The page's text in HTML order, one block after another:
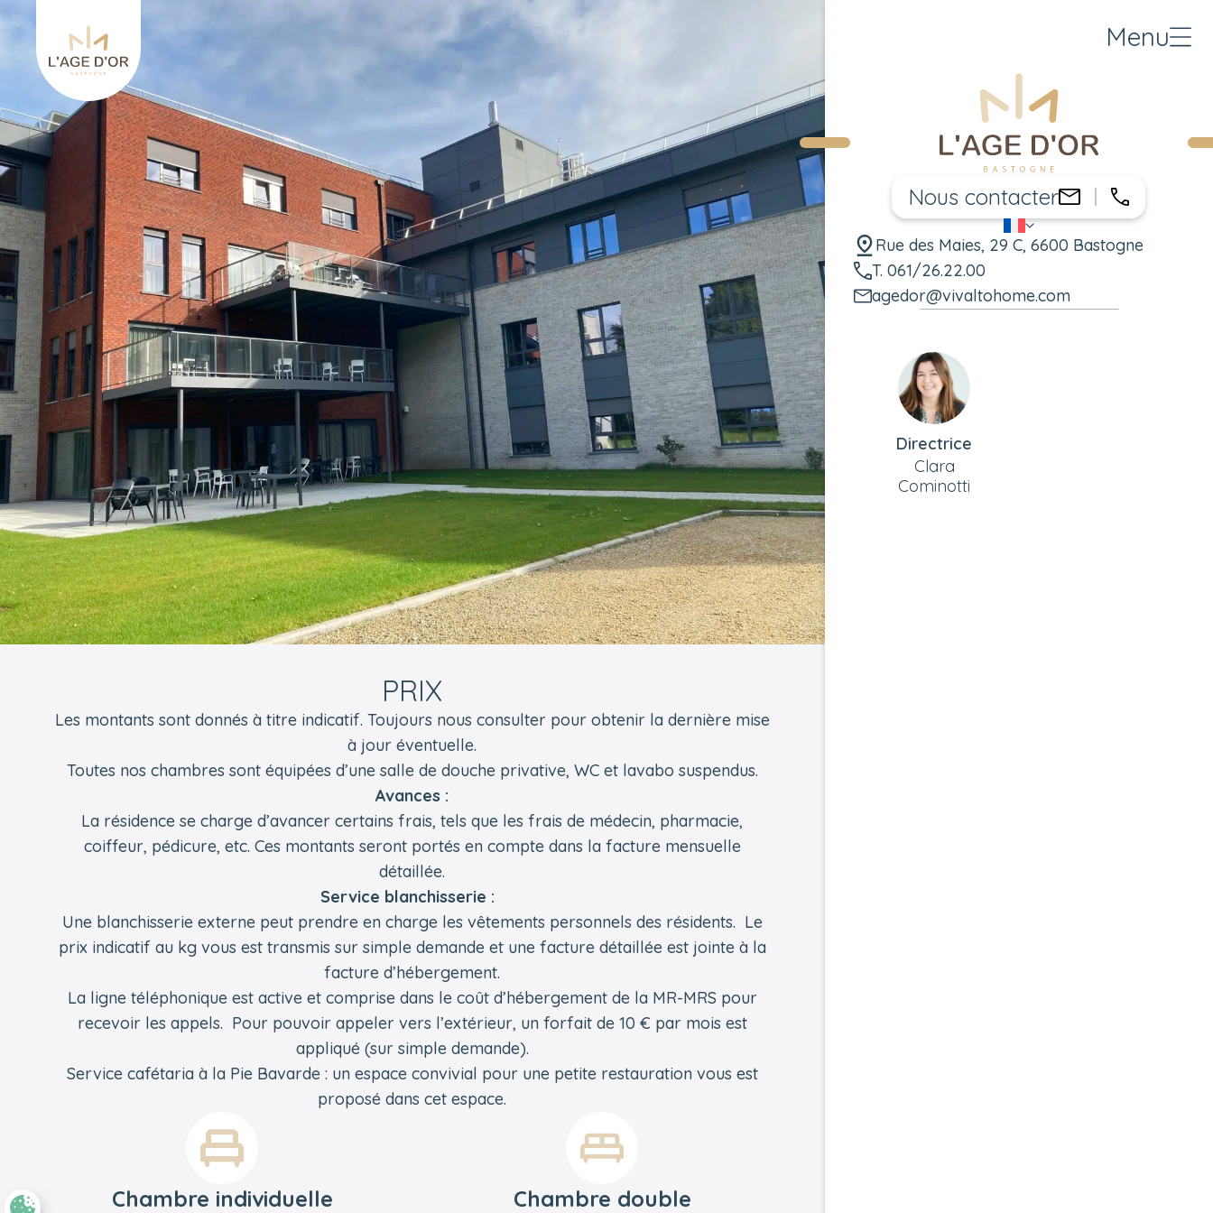
Retourner à l'accueil de L’Age d’Or
Menu
PRIX
Les montants sont donnés à titre indicatif. Toujours nous consulter pour obtenir la dernière mise
à jour éventuelle.
Toutes nos chambres sont équipées d’une salle de douche privative, WC et lavabo suspendus.
Avances :
La résidence se charge d’avancer certains frais, tels que les frais de médecin, pharmacie,
coiffeur, pédicure, etc. Ces montants seront portés en compte dans la facture mensuelle
détaillée.
Service blanchisserie :
Une blanchisserie externe peut prendre en charge les vêtements personnels des résidents. Le
prix indicatif au kg vous est transmis sur simple demande et une facture détaillée est jointe à la
facture d’hébergement.
La ligne téléphonique est active et comprise dans le coût d’hébergement de la MR-MRS pour
recevoir les appels. Pour pouvoir appeler vers l’extérieur, un forfait de 10 € par mois est
appliqué (sur simple demande).
Service cafétaria à la Pie Bavarde : un espace convivial pour une petite restauration vous est
proposé dans cet espace.
Chambre individuelle Chambre double
Nous contacter
061/
FR Changer de langue
Rue des Maies, 29 C, 6600 Bastogne
T. 061/26.22.00
agedor@vivaltohome.com
Directrice
Clara
Cominotti